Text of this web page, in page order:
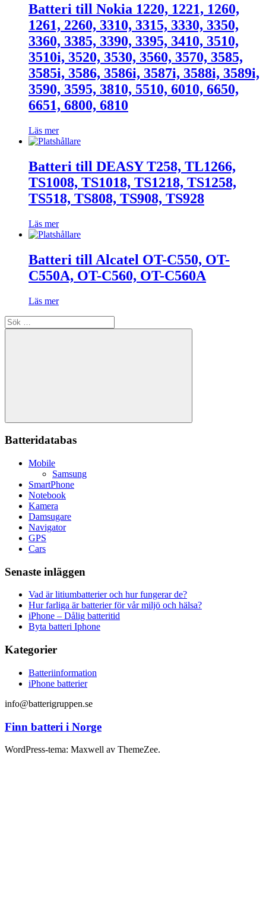
Batteri till Nokia 1220, 1221, 1260,
1261, 2260, 3310, 3315, 3330, 3350,
3360, 3385, 3390, 3395, 3410, 3510,
3510i, 3520, 3530, 3560, 3570, 3585,
3585i, 3586, 3586i, 3587i, 3588i, 3589i,
3590, 3595, 3810, 5510, 6010, 6650,
6651, 6800, 6810
Läs mer
Batteri till DEASY T258, TL1266,
TS1008, TS1018, TS1218, TS1258,
TS518, TS808, TS908, TS928
Läs mer
Batteri till Alcatel OT-C550, OT-
C550A, OT-C560, OT-C560A
Läs mer
Sök
efter:
Sök
Batteridatabas
Mobile
Samsung
SmartPhone
Notebook
Kamera
Damsugare
Navigator
GPS
Cars
Senaste inläggen
Vad är litiumbatterier och hur fungerar de?
Hur farliga är batterier för vår miljö och hälsa?
iPhone – Dålig batteritid
Byta batteri Iphone
Kategorier
Batteriinformation
iPhone batterier
info@batterigruppen.se
Finn batteri i Norge
WordPress-tema: Maxwell av ThemeZee.